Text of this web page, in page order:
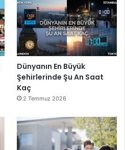
Dünyanın En Büyük
Şehirlerinde Şu An Saat
Kaç
2 Temmuz 2026